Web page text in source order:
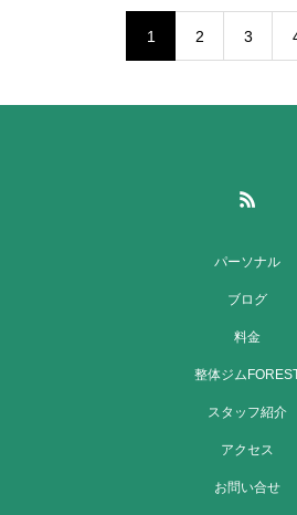
1 2 3
パーソナル
ブログ
料金
整体ジム
スタッフ紹介
アクセス
お問い合せ